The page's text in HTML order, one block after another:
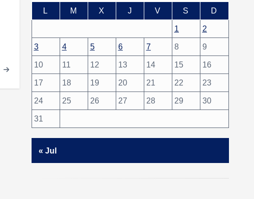
L
M X J V S D
1 2
3 4 5 6 7 8 9
10 11 12 13 14 15 16
17 18 19 20 21 22 23
24 25 26 27 28 29 30
31
« Jul